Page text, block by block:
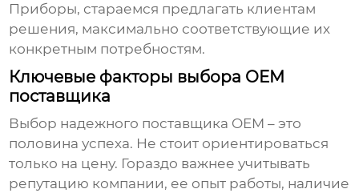
Приборы, стараемся предлагать клиентам
решения, максимально соответствующие их
конкретным потребностям.
Ключевые факторы выбора OEM
поставщика
Выбор надежного поставщика OEM – это
половина успеха. Не стоит ориентироваться
только на цену. Гораздо важнее учитывать
репутацию компании, ее опыт работы, наличие